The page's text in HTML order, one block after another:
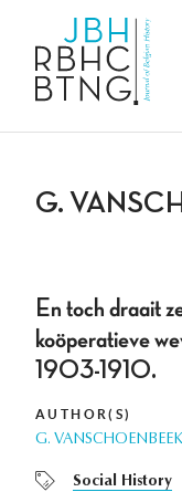
G.
En toch draait
koöperatieve
1903-1910.
AUTHOR(S)
G. VANSCHOENBEEK
Social History